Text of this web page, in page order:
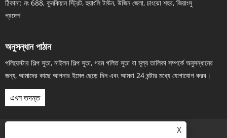
ঠিকানা: নং 688, কুনকিয়ান স্ট্রিট, হুয়াংলি টাউন, উজিন জেলা, চাংঝো শহর, জিয়াংসু
প্রদেশ
অনুসন্ধান পাঠান
পলিয়েস্টার শিল্প সুতা, নাইলন শিল্প সুতা, গরম গলিত সুতা বা মূল্য তালিকা সম্পর্কে অনুসন্ধানের
জন্য, আমাদের কাছে আপনার ইমেল ছেড়ে দিন এবং আমরা 24 ঘন্টার মধ্যে যোগাযোগ করব।
এখন তদন্ত
X